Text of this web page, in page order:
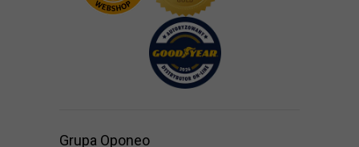
Grupa Oponeo